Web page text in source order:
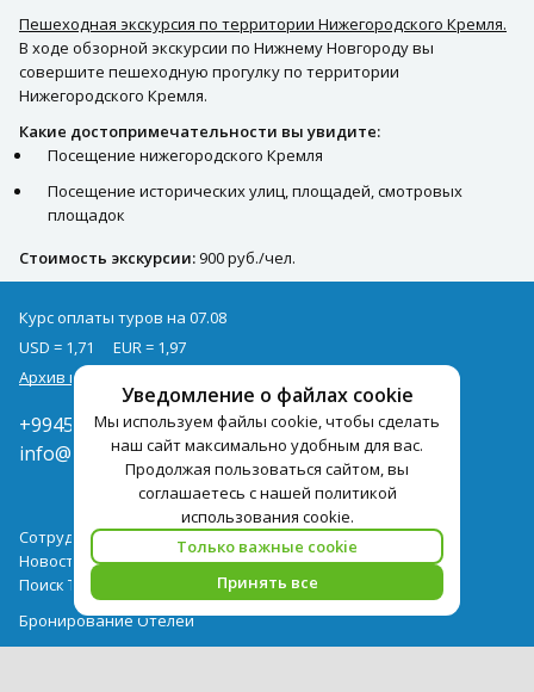
Пешеходная экскурсия по территории Нижегородского Кремля.
В ходе обзорной экскурсии по Нижнему Новгороду вы
совершите пешеходную прогулку по территории
Нижегородского Кремля.
Какие достопримечательности вы увидите:
Посещение нижегородского Кремля
Посещение исторических улиц, площадей, смотровых
площадок
Стоимость экскурсии:900 руб./чел.
Уведомление о файлах cookie
Мы используем файлы cookie, чтобы сделать
наш сайт максимально удобным для вас.
Продолжая пользоваться сайтом, вы
соглашаетесь с нашей политикой
использования cookie.
Только важные cookie
Принять все
Курс оплаты туров на 07.08
USD = 1,71
EUR = 1,97
Архив курсов
+994502285435
info@pegast.az
Сотрудничество
Новости
Поиск Тура
Бронирование Отелей